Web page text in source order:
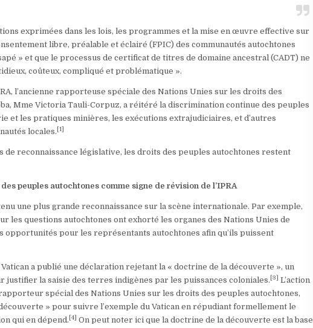
exprimées dans les lois, les programmes et la mise en œuvre effective sur
libre, préalable et éclairé (FPIC) des communautés autochtones
» et que le processus de certificat de titres de domaine ancestral (CADT) ne
coûteux, compliqué et problématique ».
l’ancienne rapporteuse spéciale des Nations Unies sur les droits des
Mme Victoria Tauli-Corpuz, a réitéré la discrimination continue des peuples
et les pratiques minières, les exécutions extrajudiciaires, et d’autres
locales.[1]
de reconnaissance législative, les droits des peuples autochtones restent
peuples autochtones comme signe de révision de l’IPRA
une plus grande reconnaissance sur la scène internationale. Par exemple,
les questions autochtones ont exhorté les organes des Nations Unies de
opportunités pour les représentants autochtones afin qu’ils puissent
a publié une déclaration rejetant la « doctrine de la découverte », un
justifier la saisie des terres indigènes par les puissances coloniales.[3] L’action
spécial des Nations Unies sur les droits des peuples autochtones,
» pour suivre l’exemple du Vatican en répudiant formellement le
qui en dépend.[4] On peut noter ici que la doctrine de la découverte est la base